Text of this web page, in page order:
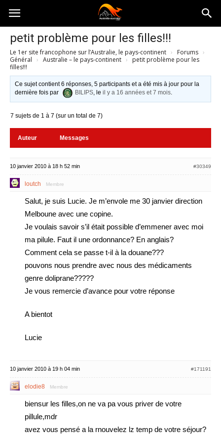
Australia-
australie.com
petit problème pour les filles!!!
Le 1er site francophone sur l’Australie, le pays-continent › Forums ›
Général › Australie – le pays-continent ›
petit problème pour les
filles!!!
Ce sujet contient 6 réponses, 5 participants et a été mis à jour pour la
dernière fois par
BILIPS, leil y a 16 années et 7 mois.
7 sujets de 1 à 7 (sur un total de 7)
Auteur Messages
10 janvier 2010 à 18 h 52 min #30349
loutch Membre
Salut, je suis Lucie. Je m’envole me 30 janvier direction
Melboune avec une copine.
Je voulais savoir s’il était possible d’emmener avec moi
ma pilule. Faut il une ordonnance? En anglais?
Comment cela se passe t-il à la douane???
pouvons nous prendre avec nous des médicaments
genre doliprane?????
Je vous remercie d’avance pour votre réponse
A bientot
Lucie
10 janvier 2010 à 19 h 04 min #171191
elodie8 Membre
biensur les filles,on ne va pa vous priver de votre
pillule,mdr
avez vous pensé a la rnouvelez lz temp de votre séjour?